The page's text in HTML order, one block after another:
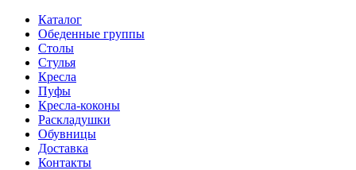
Каталог
Обеденные группы
Столы
Стулья
Кресла
Пуфы
Кресла-коконы
Раскладушки
Обувницы
Доставка
Контакты